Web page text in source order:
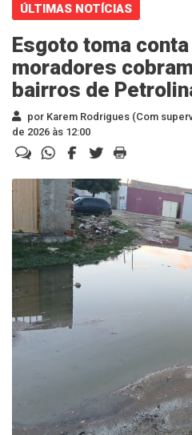
ÚLTIMAS NOTÍCIAS
Esgoto toma
moradores
bairros de
por Karem Rodrigues (Com
de 2026 às 12:00